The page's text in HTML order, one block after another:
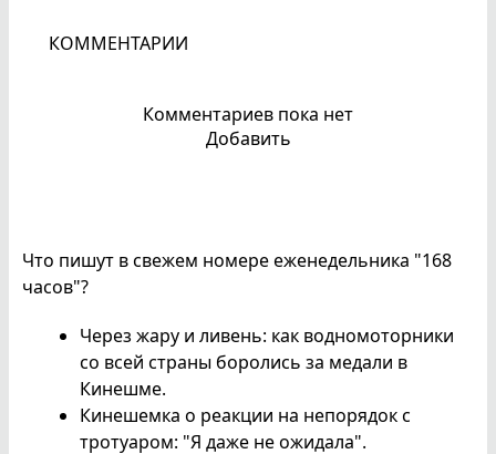
КОММЕНТАРИИ
Комментариев пока нет
Добавить
Что пишут в свежем номере еженедельника "168
часов"?
Через жару и ливень: как водномоторники
со всей страны боролись за медали в
Кинешме.
Кинешемка о реакции на непорядок с
тротуаром: "Я даже не ожидала".